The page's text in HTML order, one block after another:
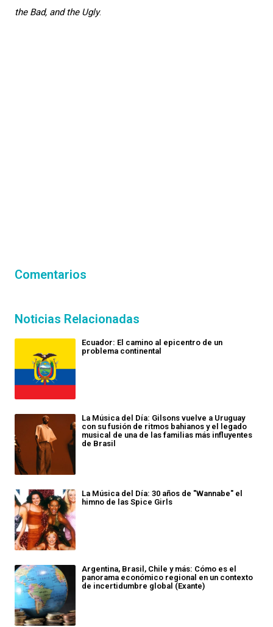
the Bad, and the Ugly.
Comentarios
Noticias Relacionadas
Ecuador: El camino al epicentro de un
problema continental
La Música del Día: Gilsons vuelve a Uruguay
con su fusión de ritmos bahianos y el legado
musical de una de las familias más influyentes
de Brasil
La Música del Día: 30 años de "Wannabe" el
himno de las Spice Girls
Argentina, Brasil, Chile y más: Cómo es el
panorama económico regional en un contexto
de incertidumbre global (Exante)